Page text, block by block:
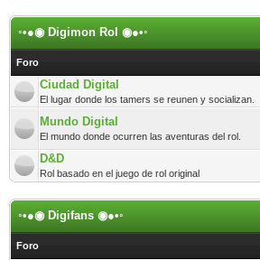
◦•●◉ Digimon Rol ◉●•◦
Foro
Ciudad Digital
El lugar donde los tamers se reunen y socializan.
Mundo Digital
El mundo donde ocurren las aventuras del rol.
D&D
Rol basado en el juego de rol original
◦•●◉ Digifans ◉●•◦
Foro